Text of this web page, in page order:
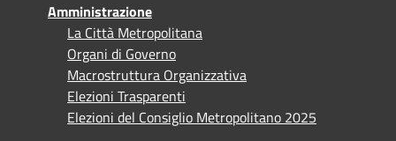
Amministrazione
La Città Metropolitana
Organi di Governo
Macrostruttura Organizzativa
Elezioni Trasparenti
Elezioni del Consiglio Metropolitano 2025